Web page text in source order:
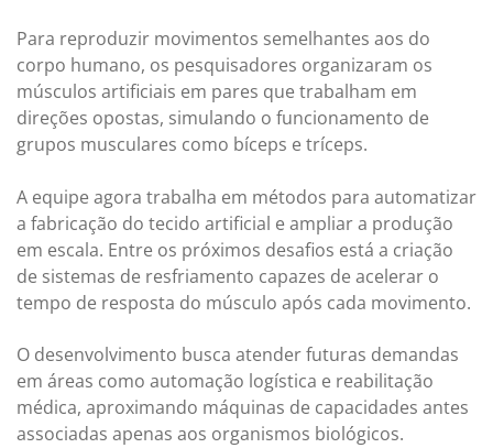
Para reproduzir movimentos semelhantes aos do
corpo humano, os pesquisadores organizaram os
músculos artificiais em pares que trabalham em
direções opostas, simulando o funcionamento de
grupos musculares como bíceps e tríceps.
A equipe agora trabalha em métodos para automatizar
a fabricação do tecido artificial e ampliar a produção
em escala. Entre os próximos desafios está a criação
de sistemas de resfriamento capazes de acelerar o
tempo de resposta do músculo após cada movimento.
O desenvolvimento busca atender futuras demandas
em áreas como automação logística e reabilitação
médica, aproximando máquinas de capacidades antes
associadas apenas aos organismos biológicos.